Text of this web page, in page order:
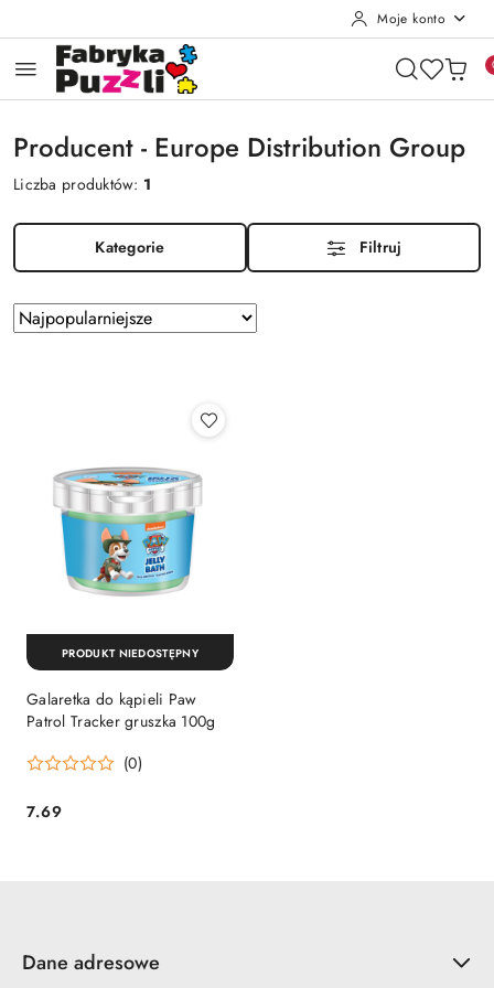
Moje konto
Producent - Europe Distribution Group
Liczba produktów: 1
Kategorie Filtruj
Zastosowano
sortowanie:
Sortuj
według
Galaretka do kąpieli Paw
Patrol Tracker gruszka 100g
(0)
Cena:
7.69
PRODUKT NIEDOSTĘPNY
Dane adresowe